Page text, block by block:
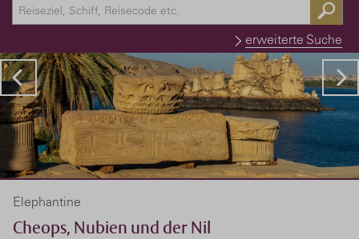
erweiterte Suche
Elephantine
Cheops, Nubien und der Nil